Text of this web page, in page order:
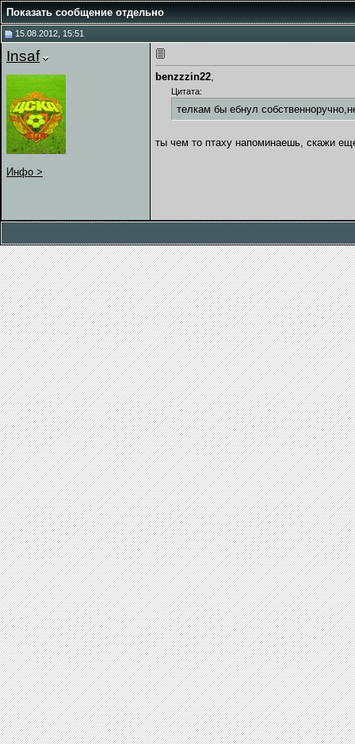
Показать сообщение отдельно
15.08.2012, 15:51
Insaf
Инфо >
benzzzin22,
Цитата:
телкам бы ебнул
ты чем то птаху напоминаешь, скажи